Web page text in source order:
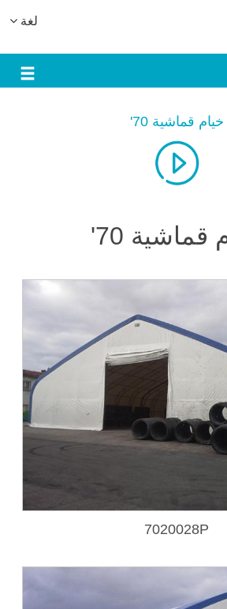
لغة
خيام قماشية 70'
قماشية 70'
7020028P